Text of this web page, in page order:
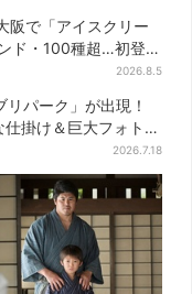
阪で「アイスクリー
ド・100種超…初登場
2026.8.5
リパーク」が出現！
掛け＆巨大フォトス
2026.7.18